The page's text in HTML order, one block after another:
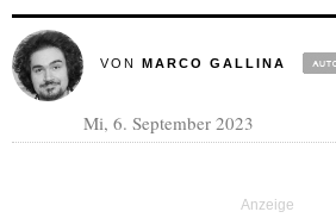
VON MARCO GALLINA
Mi, 6. September 2023